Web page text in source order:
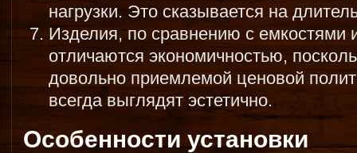
нагрузки. Это сказывается на
Изделия, по сравнению с емкостями
отличаются экономичностью,
довольно приемлемой ценовой
всегда выглядят эстетично.
Особенности установки